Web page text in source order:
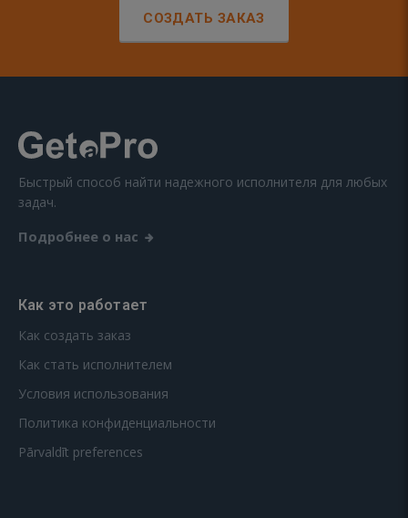
СОЗДАТЬ ЗАКАЗ
Быстрый способ найти надежного исполнителя для любых
задач.
Подробнее о нас
Как это работает
Как создать заказ
Как стать исполнителем
Условия использования
Политика конфиденциальности
Pārvaldīt preferences